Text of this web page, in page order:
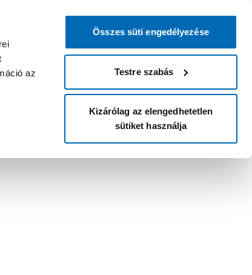
az
Összes süti engedélyezése
Testre szabás
Kizárólag az elengedhetetlen
sütiket használja